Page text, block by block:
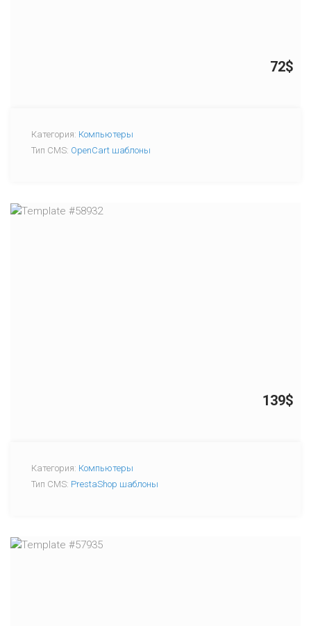
72$
Категория: Компьютеры
Тип CMS: OpenCart шаблоны
139$
Категория: Компьютеры
Тип CMS: PrestaShop шаблоны